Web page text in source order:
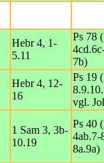
Hebr 4, 1-
5.11
Ps 78
7b)
Hebr 4, 12-
16
Ps 19
vgl.
1 Sam 3, 3b-
10.19
Ps 40
4ab.7-
8a.9a)